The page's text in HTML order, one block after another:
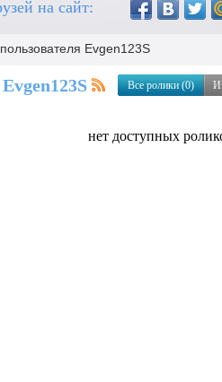
на сайт:
Evgen123S
Все ролики (0)
нет доступных